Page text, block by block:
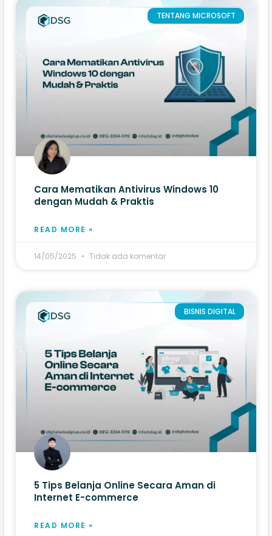
TENTANG MICROSOFT
Cara Mematikan Antivirus Windows 10
dengan Mudah & Praktis
READ MORE »
14/05/2025 Tidak ada komentar
BISNIS DIGITAL
5 Tips Belanja Online Secara Aman di
Internet E-commerce
READ MORE »